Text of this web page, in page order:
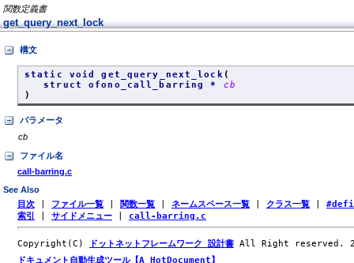
関数定義書
get_query_next_lock
構文
static void get_query_next_lock (
struct ofono_call_barring * cb
)
パラメータ
cb
ファイル名
call-barring.c
See Also
目次 ファイル一覧 関数一覧 ネームスペース一覧 クラス一覧
索引
サイドメニュー call-barring.c
Copyright(C) ドットネットフレームワーク 設計書 All Right reserved.
ドキュメント自動生成ツール【A HotDocument】